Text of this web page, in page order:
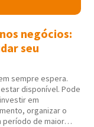
negócios:
seu
sempre espera.
disponível. Pode
em
organizar o
período de maior